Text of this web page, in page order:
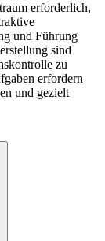
erforderlich,
und Führung
sind
zu
erfordern
und gezielt